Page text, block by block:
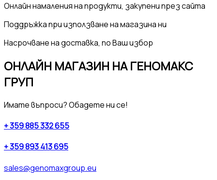
Онлайн намаленияна продукти, закупени през сайта
Поддръжкапри използване на магазина ни
Насрочване надоставка, по Ваш избор
ОНЛАЙН МАГАЗИН НА ГЕНОМАКС
ГРУП
Имате въпроси? Обадете ни се!
+ 359 885 332 655
+ 359 893 413 695
sales@genomaxgroup.eu